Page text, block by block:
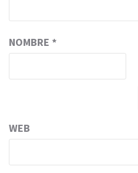
NOMBRE *
WEB